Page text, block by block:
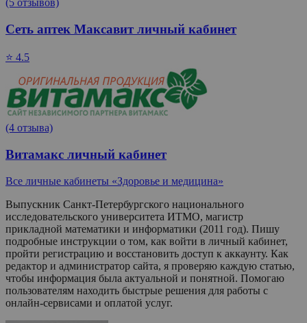
Сеть аптек Максавит личный кабинет
⭐ 4.5
(4 отзыва)
Витамакс личный кабинет
Все личные кабинеты «Здоровье и медицина»
Выпускник Санкт-Петербургского национального
исследовательского университета ИТМО, магистр
прикладной математики и информатики (2011 год). Пишу
подробные инструкции о том, как войти в личный кабинет,
пройти регистрацию и восстановить доступ к аккаунту. Как
редактор и администратор сайта, я проверяю каждую статью,
чтобы информация была актуальной и понятной. Помогаю
пользователям находить быстрые решения для работы с
онлайн-сервисами и оплатой услуг.